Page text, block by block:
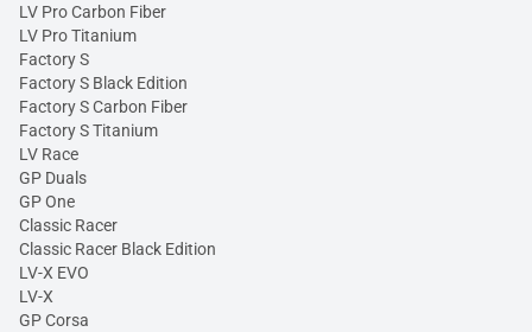
LV Pro Carbon Fiber
LV Pro Titanium
Factory S
Factory S Black Edition
Factory S Carbon Fiber
Factory S Titanium
LV Race
GP Duals
GP One
Classic Racer
Classic Racer Black Edition
LV-X EVO
LV-X
GP Corsa